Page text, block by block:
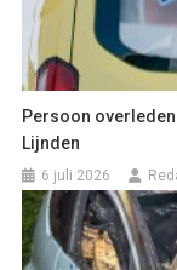
Persoon
Lijnden
6 juli 2026